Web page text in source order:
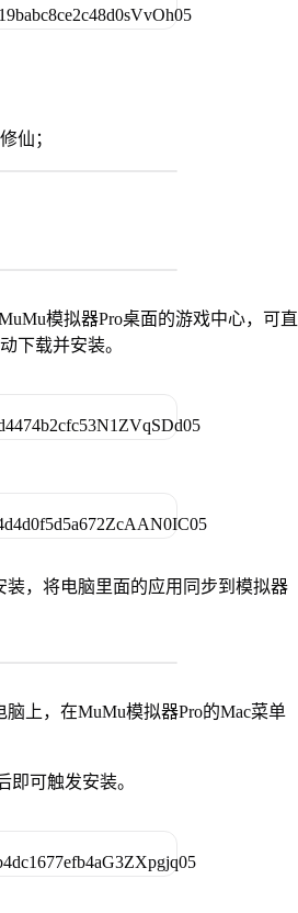
仙；
模拟器Pro桌面的游戏中心，可直
下载并安装。
，将电脑里面的应用同步到模拟器
上，在MuMu模拟器Pro的Mac菜单
即可触发安装。